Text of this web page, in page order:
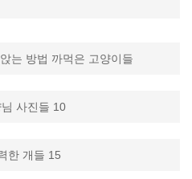
는 방법 까먹은 고양이들
사진들 10
한 개들 15